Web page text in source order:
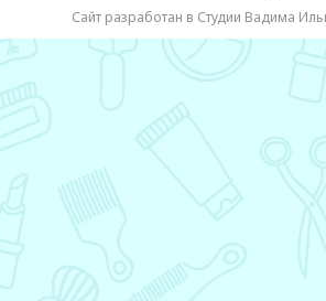
Сайт разработан в Студии Вадима